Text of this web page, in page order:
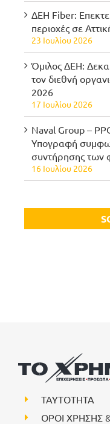
ΔΕΗ Fiber:
περιοχές σε
23 Ιουλίου 2026
Όμιλος ΔΕΗ:
τον διεθνή
2026
17 Ιουλίου 2026
Naval Group –
Υπογραφή
συντήρησης των
16 Ιουλίου 2026
ΤΑΥΤΟΤΗΤΑ
ΟΡΟΙ ΧΡΗΣΗΣ